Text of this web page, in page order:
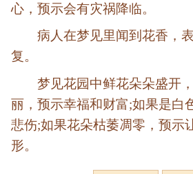
心，预示会有灾祸降临。
病人在梦见里闻到花香，
复。
梦见花园中鲜花朵朵盛开
丽，预示幸福和财富;如果是白
悲伤;如果花朵枯萎凋零，预示
形。